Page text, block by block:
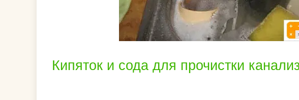
Кипяток и сода для прочистки